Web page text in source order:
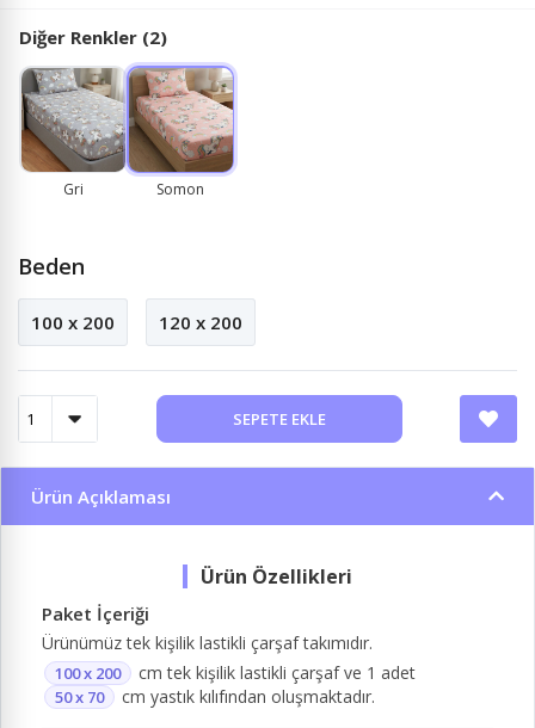
Diğer Renkler (2)
Gri Somon
Beden
100 x 200 120 x 200
SEPETE EKLE
Ürün Açıklaması
Paket İçeriği
Ürünümüz tek kişilik lastikli çarşaf takımıdır.
100 x 200 cm tek kişilik lastikli çarşaf ve 1 adet
50 x 70 cm yastık kılıfından oluşmaktadır.